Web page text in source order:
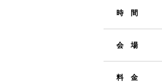
時 間
会 場
料 金